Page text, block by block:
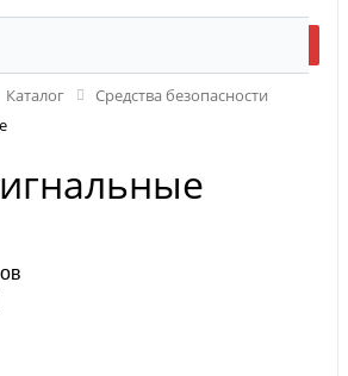
Каталог
Средства безопасности